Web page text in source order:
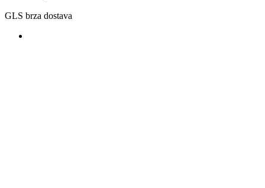
GLS brza dostava